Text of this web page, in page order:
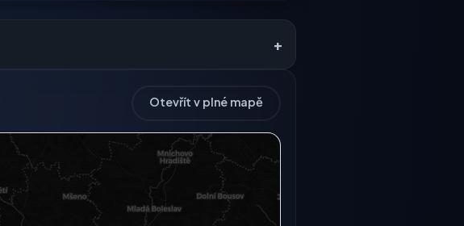
+
Otevřít v plné mapě